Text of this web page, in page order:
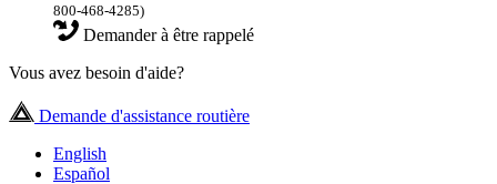
800-468-4285)
Demander à être rappelé
Vous avez besoin d'aide?
Demande d'assistance routière
English
Español